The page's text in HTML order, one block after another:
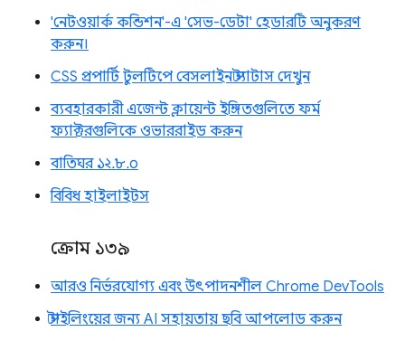
'নেটওয়ার্ক কন্ডিশন'-এ 'সেভ-ডেটা' হেডারটি অনুকরণ
করুন।
CSS প্রপার্টি টুলটিপে বেসলাইন স্ট্যাটাস দেখুন
ব্যবহারকারী এজেন্ট ক্লায়েন্ট ইঙ্গিতগুলিতে ফর্ম
ফ্যাক্টরগুলিকে ওভাররাইড করুন
বাতিঘর ১২.৮.০
বিবিধ হাইলাইটস
ক্রোম ১৩৯
আরও নির্ভরযোগ্য এবং উৎপাদনশীল Chrome DevTools
স্টাইলিংয়ের জন্য AI সহায়তায় ছবি আপলোড করুন